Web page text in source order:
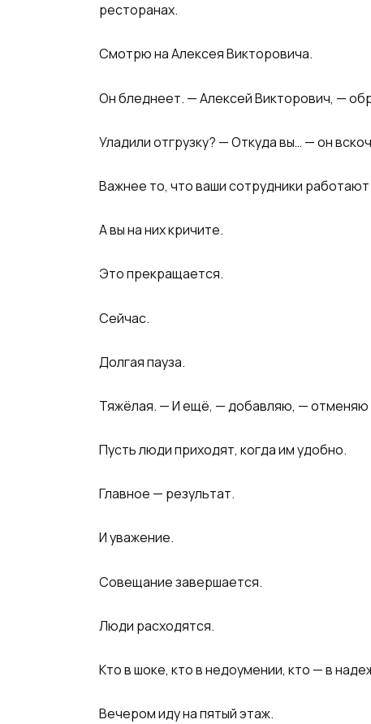
ресторанах.
Смотрю на Алексея Викторовича.
Он бледнеет. — Алексей Викторович, —
Уладили отгрузку? — Откуда вы… — он
Важнее то, что ваши сотрудники
А вы на них кричите.
Это прекращается.
Сейчас.
Долгая пауза.
Тяжёлая. — И ещё, — добавляю, — отменяю
Пусть люди приходят, когда им удобно.
Главное — результат.
И уважение.
Совещание завершается.
Люди расходятся.
Кто в шоке, кто в недоумении, кто — в
Вечером иду на пятый этаж.